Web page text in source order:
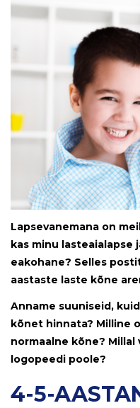
Lapsevanemana on
kas minu lasteaialapse
eakohane? Selles
aastaste laste kõne
Anname suuniseid,
kõnet hinnata? Milline
normaalne kõne?
logopeedi poole?
4-5-